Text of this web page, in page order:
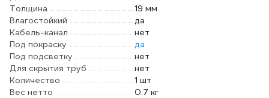
Толщина
19 мм
Влагостойкий
да
Кабель-канал
нет
Под покраску
да
Под подсветку
нет
Для скрытия труб
нет
Количество
1 шт
Вес нетто
0.7 кг